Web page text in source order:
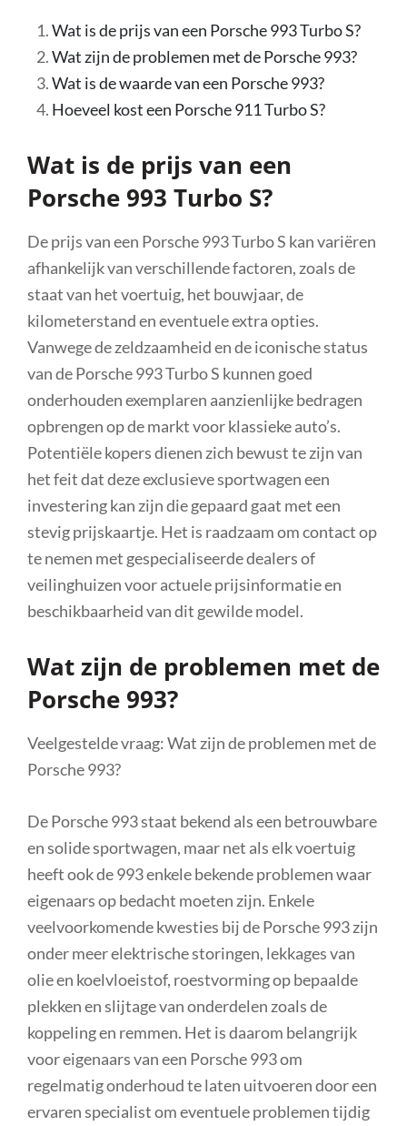
Wat is de prijs van een Porsche 993 Turbo S?
Wat zijn de problemen met de Porsche 993?
Wat is de waarde van een Porsche 993?
Hoeveel kost een Porsche 911 Turbo S?
Wat is de prijs van een
Porsche 993 Turbo S?
De prijs van een Porsche 993 Turbo S kan variëren
afhankelijk van verschillende factoren, zoals de
staat van het voertuig, het bouwjaar, de
kilometerstand en eventuele extra opties.
Vanwege de zeldzaamheid en de iconische status
van de Porsche 993 Turbo S kunnen goed
onderhouden exemplaren aanzienlijke bedragen
opbrengen op de markt voor klassieke auto’s.
Potentiële kopers dienen zich bewust te zijn van
het feit dat deze exclusieve sportwagen een
investering kan zijn die gepaard gaat met een
stevig prijskaartje. Het is raadzaam om contact op
te nemen met gespecialiseerde dealers of
veilinghuizen voor actuele prijsinformatie en
beschikbaarheid van dit gewilde model.
Wat zijn de problemen met de
Porsche 993?
Veelgestelde vraag: Wat zijn de problemen met de
Porsche 993?
De Porsche 993 staat bekend als een betrouwbare
en solide sportwagen, maar net als elk voertuig
heeft ook de 993 enkele bekende problemen waar
eigenaars op bedacht moeten zijn. Enkele
veelvoorkomende kwesties bij de Porsche 993 zijn
onder meer elektrische storingen, lekkages van
olie en koelvloeistof, roestvorming op bepaalde
plekken en slijtage van onderdelen zoals de
koppeling en remmen. Het is daarom belangrijk
voor eigenaars van een Porsche 993 om
regelmatig onderhoud te laten uitvoeren door een
ervaren specialist om eventuele problemen tijdig